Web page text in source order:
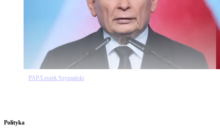
PAP/Leszek Szymański
Polityka